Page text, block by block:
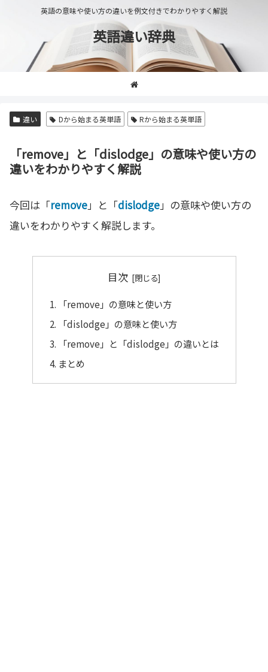
英語の意味や使い方の違いを例文付きでわかりやすく解説
英語違い辞典
違い Dから始まる英単語 Rから始まる英単語
「remove」と「dislodge」の意味や使い方の
違いをわかりやすく解説
今回は「remove」と「dislodge」の意味や使い方の
違いをわかりやすく解説します。
目次
「remove」の意味と使い方
「dislodge」の意味と使い方
「remove」と「dislodge」の違いとは
まとめ